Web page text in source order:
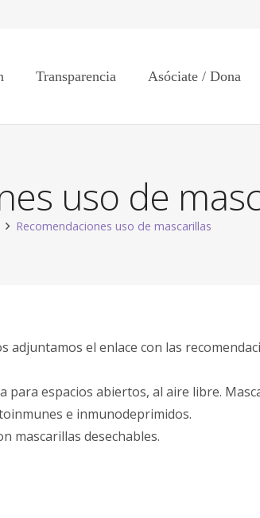
Transparencia Asóciate / Dona
uso de
Recomendaciones uso de mascarillas
adjuntamos el enlace con las
espacios abiertos, al aire libre.
e inmunodeprimidos.
mascarillas desechables.